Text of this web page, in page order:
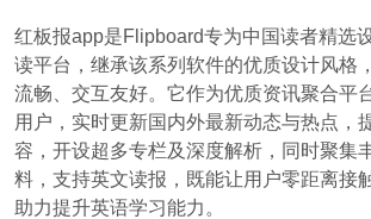
红板报app是Flipboard专为中国读者精选
读平台，继承该系列软件的优质设计风格
流畅、交互友好。它作为优质资讯聚合平
用户，实时更新国内外最新动态与热点，
容，开设超多专栏及深度解析，同时聚集
料，支持英文读报，既能让用户零距离接
助力提升英语学习能力。